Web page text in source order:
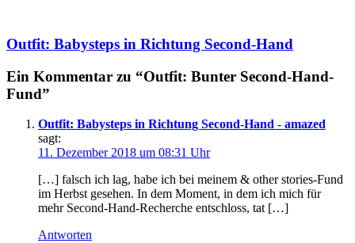
Outfit: Babysteps in Richtung Second-Hand
Ein Kommentar zu “Outfit: Bunter Second-Hand-
Fund”
Outfit: Babysteps in Richtung Second-Hand - amazed
sagt:
11. Dezember 2018 um 08:31 Uhr
[…] falsch ich lag, habe ich bei meinem & other stories-Fund
im Herbst gesehen. In dem Moment, in dem ich mich für
mehr Second-Hand-Recherche entschloss, tat […]
Antworten